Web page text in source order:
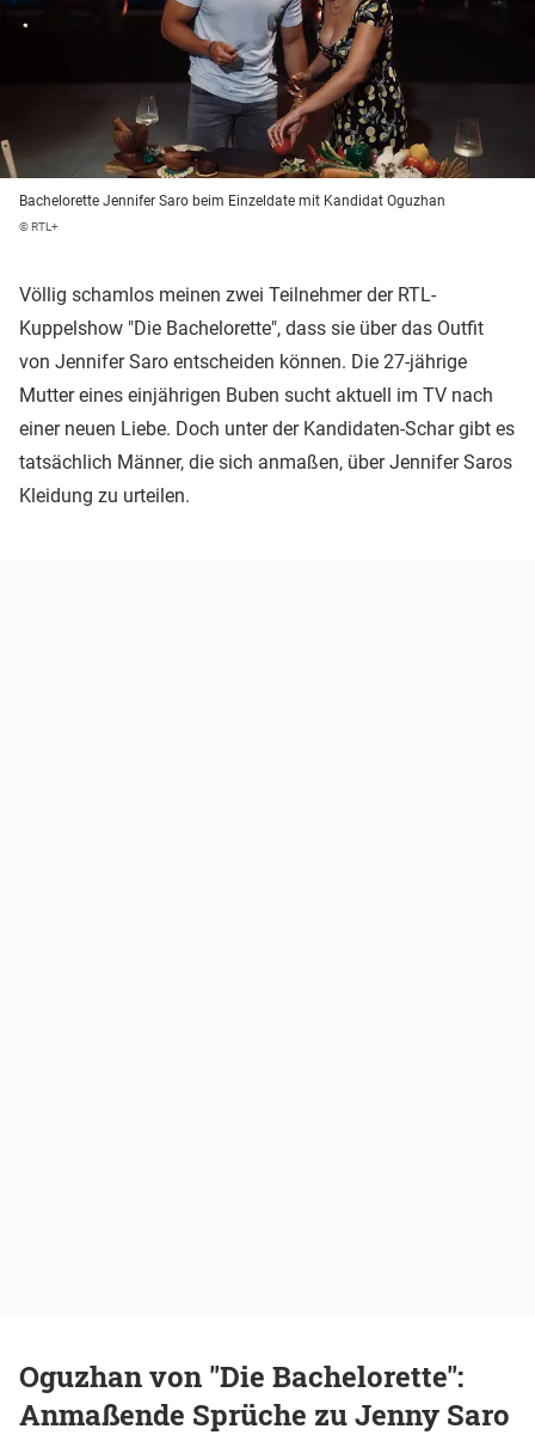
Bachelorette Jennifer Saro beim Einzeldate mit Kandidat Oguzhan
© RTL+
Völlig schamlos meinen zwei Teilnehmer der RTL-
Kuppelshow "Die Bachelorette", dass sie über das Outfit
von Jennifer Saro entscheiden können. Die 27-jährige
Mutter eines einjährigen Buben sucht aktuell im TV nach
einer neuen Liebe. Doch unter der Kandidaten-Schar gibt es
tatsächlich Männer, die sich anmaßen, über Jennifer Saros
Kleidung zu urteilen.
Oguzhan von "Die Bachelorette":
Anmaßende Sprüche zu Jenny Saro